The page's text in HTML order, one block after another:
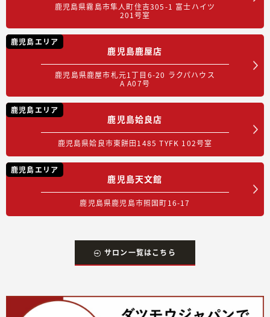
鹿児島県霧島市隼人町住吉305-1 富士ハイツ
201号室
鹿児島エリア
鹿児島鹿屋店
鹿児島県鹿屋市札元1丁目6-20 ラクパハウス
A A07号
鹿児島エリア
鹿児島姶良店
鹿児島県姶良市東餅田1485 TYFK 102号室
鹿児島エリア
鹿児島天文館
鹿児島県鹿児島市照国町16-17
サロン一覧はこちら